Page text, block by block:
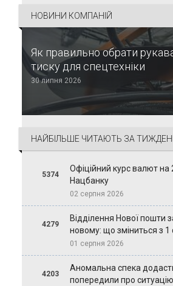
НОВИНИ КОМПАНІЙ
Як правильно обрати
тиску для спецтехніки
30 липня 2026
НАЙБІЛЬШЕ ЧИТАЮТЬ ЗА
5374
Офіційний курс валют на
Нацбанку
02 серпня 2026
4279
Відділення Нової пошти
новому: що зміниться з 1
01 серпня 2026
4203
Аномальна спека
попередили про ситуацію